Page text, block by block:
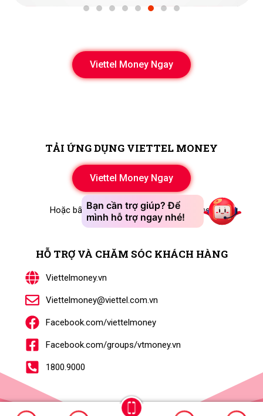
Viettel Money Ngay
TẢI ỨNG DỤNG VIETTEL MONEY
Viettel Money Ngay
Hoặc bấm gọi *998# khi không có internet
HỖ TRỢ VÀ CHĂM SÓC KHÁCH HÀNG​​
Viettelmoney.vn
Viettelmoney@viettel.com.vn
Facebook.com/viettelmoney
Facebook.com/groups/vtmoney.vn
1800.9000